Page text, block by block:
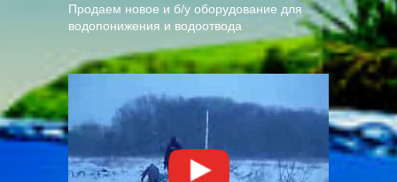
Продаем новое и б/у оборудование для
водопонижения и водоотвода